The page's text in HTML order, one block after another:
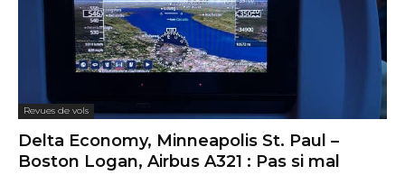
Revues de vols
Delta Economy, Minneapolis St. Paul –
Boston Logan, Airbus A321 : Pas si mal